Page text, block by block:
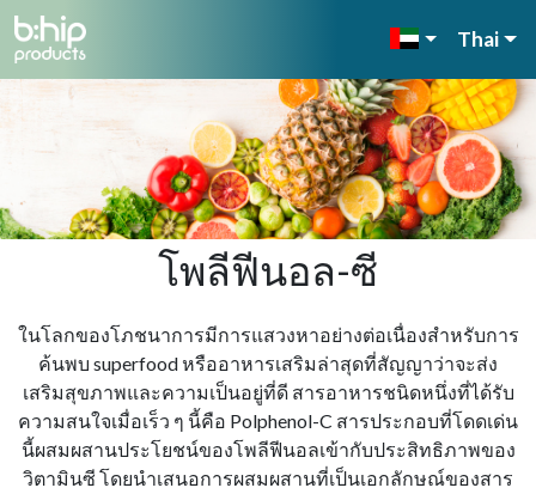
Thai
โพลีฟีนอล-ซี
ในโลกของโภชนาการมีการแสวงหาอย่างต่อเนื่องสําหรับการ
ค้นพบ superfood หรืออาหารเสริมล่าสุดที่สัญญาว่าจะส่ง
เสริมสุขภาพและความเป็นอยู่ที่ดี สารอาหารชนิดหนึ่งที่ได้รับ
ความสนใจเมื่อเร็ว ๆ นี้คือ Polphenol-C สารประกอบที่โดดเด่น
นี้ผสมผสานประโยชน์ของโพลีฟีนอลเข้ากับประสิทธิภาพของ
วิตามินซี โดยนําเสนอการผสมผสานที่เป็นเอกลักษณ์ของสาร